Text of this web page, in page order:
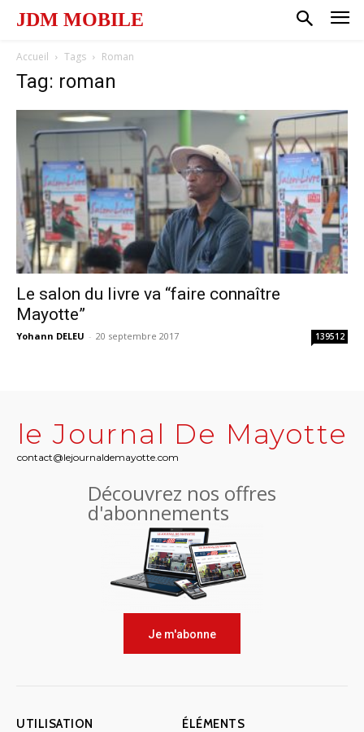
JDM MOBILE
Accueil Tags Roman
Tag: roman
Le salon du livre va “faire connaître
Mayotte”
Yohann DELEU - 20 septembre 2017 139512
le Journal De Mayotte
contact@lejournaldemayotte.com
Découvrez nos offres
d'abonnements
Je m'abonne
UTILISATION ÉLÉMENTS